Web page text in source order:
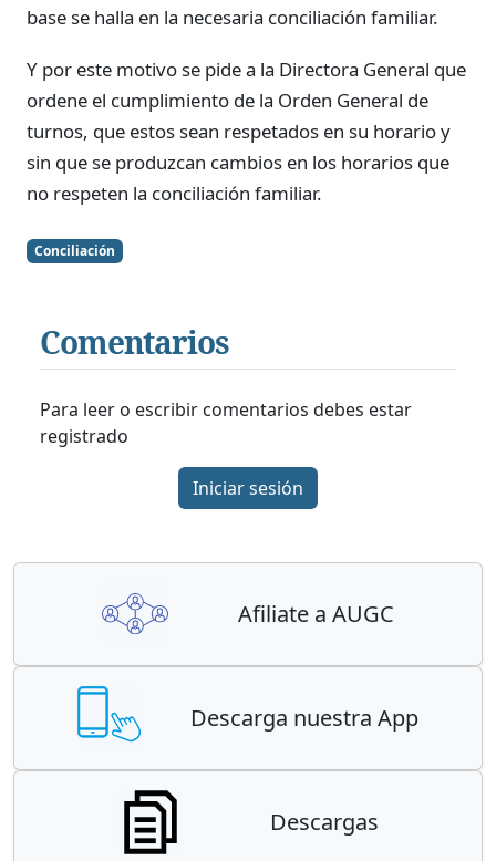
base se halla en la necesaria conciliación familiar.
Y por este motivo se pide a la Directora General que
ordene el cumplimiento de la Orden General de
turnos, que estos sean respetados en su horario y
sin que se produzcan cambios en los horarios que
no respeten la conciliación familiar.
Conciliación
Comentarios
Para leer o escribir comentarios debes estar
registrado
Iniciar sesión
Afiliate a AUGC
Descarga nuestra App
Descargas